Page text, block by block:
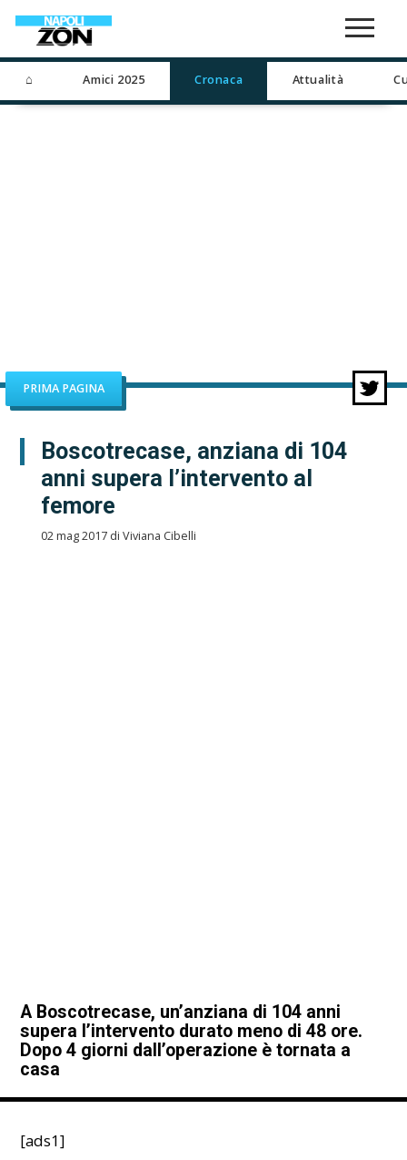
⌂ Amici 2025 Cronaca Attualità
PRIMA PAGINA
Boscotrecase, anziana di 104
anni supera l’intervento al
femore
02 mag 2017 di Viviana Cibelli
A Boscotrecase, un’anziana di 104 anni
supera l’intervento durato meno di 48 ore.
Dopo 4 giorni dall’operazione è tornata a
casa
[ads1]